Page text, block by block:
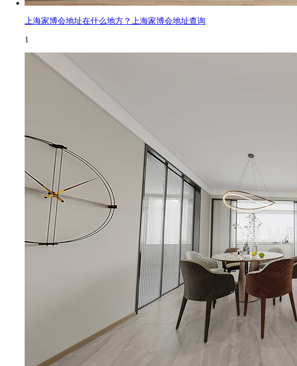
上海家博会地址在什么地方？上海家博会地址查询
1